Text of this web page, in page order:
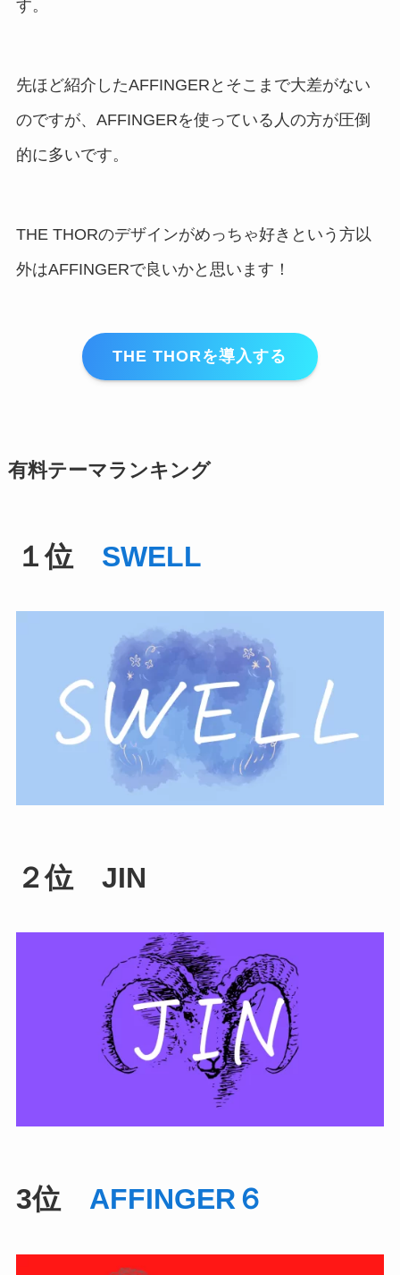
す。
先ほど紹介したAFFINGERとそこまで大差がない
のですが、AFFINGERを使っている人の方が圧倒
的に多いです。
THE THORのデザインがめっちゃ好きという方以
外はAFFINGERで良いかと思います！
THE THORを導入する
有料テーマランキング
１位 SWELL
２位 JIN
3位 AFFINGER６